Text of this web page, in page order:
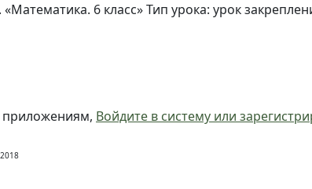
6 класс» Тип урока: урок
приложениям, Войдите в систему или